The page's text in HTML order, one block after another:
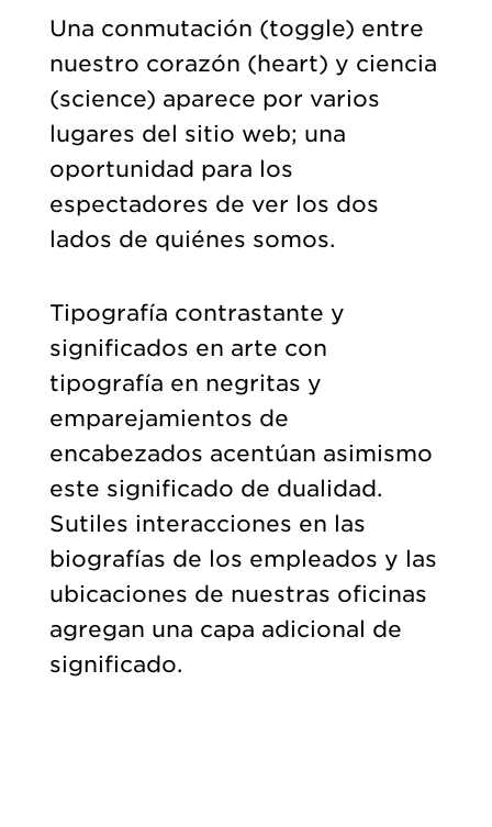
Una conmutación (toggle) entre
nuestro corazón (heart) y ciencia
(science) aparece por varios
lugares del sitio web; una
oportunidad para los
espectadores de ver los dos
lados de quiénes somos.
Tipografía contrastante y
significados en arte con
tipografía en negritas y
emparejamientos de
encabezados acentúan asimismo
este significado de dualidad.
Sutiles interacciones en las
biografías de los empleados y las
ubicaciones de nuestras oficinas
agregan una capa adicional de
significado.